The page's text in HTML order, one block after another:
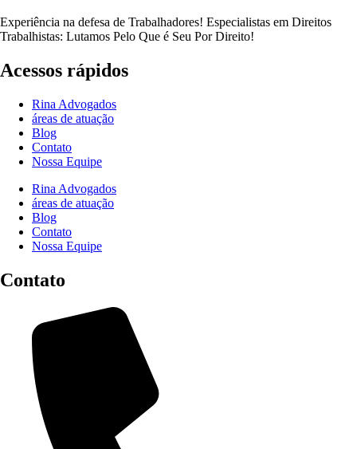
Experiência na defesa de Trabalhadores! Especialistas em Direitos
Trabalhistas: Lutamos Pelo Que é Seu Por Direito!
Acessos rápidos
Rina Advogados
áreas de atuação
Blog
Contato
Nossa Equipe
Rina Advogados
áreas de atuação
Blog
Contato
Nossa Equipe
Contato